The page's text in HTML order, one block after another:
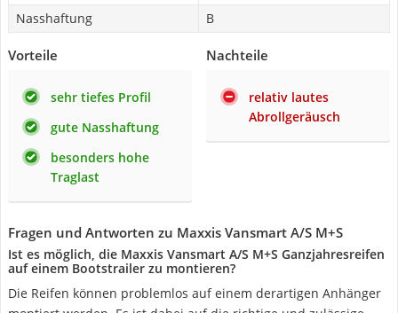
Nasshaftung
B
Vorteile
sehr tiefes Profil
gute Nasshaftung
besonders hohe
Traglast
Nachteile
relativ lautes
Abrollgeräusch
Fragen und Antworten zu Maxxis Vansmart A/S M+S
Ist es möglich, die Maxxis Vansmart A/S M+S Ganzjahresreifen
auf einem Bootstrailer zu montieren?
Die Reifen können problemlos auf einem derartigen Anhänger